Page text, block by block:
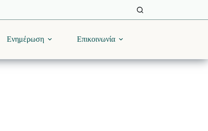
Ενημέρωση Επικοινωνία